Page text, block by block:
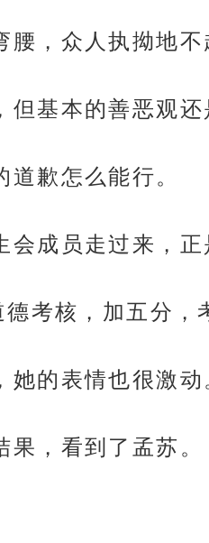
腰，众人执拗地不
但基本的善恶观
歉怎么能行。
会成员走过来，正
考核，加五分，
她的表情也很激动
，看到了孟苏。